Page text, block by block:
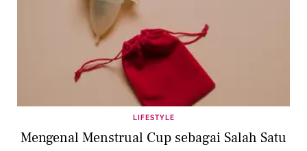
LIFESTYLE
Mengenal Menstrual Cup sebagai Salah Satu